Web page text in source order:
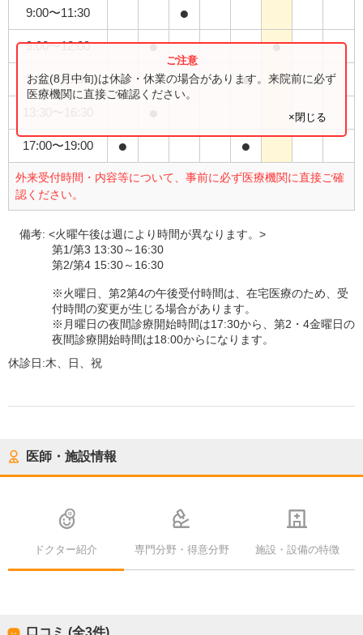
9:00〜11:30 ●
9:00〜12:00 ● ●
9:00〜13:30 ● ●
17:00〜19:00 ● ●
外来受付時間・内容等について、事前に必ず医療機関に直接ご確
認ください。
お盆(8月中旬)は休診・休業の場合があります。来院前に必ず
医療機関に直接ご確認ください。
×閉じる
備考:<火曜午後は週により時間が異なります。>
第1/第3 13:30～16:30
第2/第4 15:30～16:30
※火曜日、第2第4の午後受付時間は、在宅医療のため、受
付時間の変更が生じる場合があります。
※月曜日の夜間診療開始時間は17:30から、第2・4金曜日の
夜間診療開始時間は18:00からになります。
休診日:木、日、祝
医師・施設情報
ドクター紹介 専門分野・得意分野 施設・設備の特徴
口コミ (全3件)